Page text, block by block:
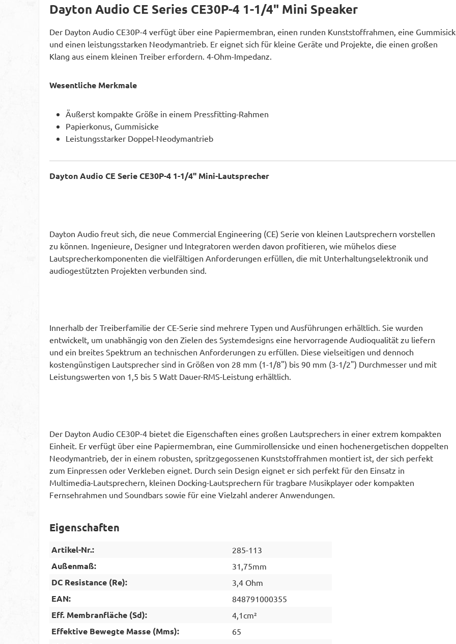
Dayton Audio CE Series CE30P-4 1-1/4" Mini Speaker
Der Dayton Audio CE30P-4 verfügt über eine Papiermembran, einen runden Kunststoffrahmen, eine
und einen leistungsstarken Neodymantrieb. Er eignet sich für kleine Geräte und Projekte, die einen großen
Klang aus einem kleinen Treiber erfordern. 4-Ohm-Impedanz.
Wesentliche Merkmale
Äußerst kompakte Größe in einem Pressfitting-Rahmen
Papierkonus, Gummisicke
Leistungsstarker Doppel-Neodymantrieb
Dayton Audio CE Serie CE30P-4 1-1/4" Mini-Lautsprecher
Dayton Audio freut sich, die neue Commercial Engineering (CE) Serie von kleinen Lautsprechern vorstellen
zu können. Ingenieure, Designer und Integratoren werden davon profitieren, wie mühelos diese
Lautsprecherkomponenten die vielfältigen Anforderungen erfüllen, die mit Unterhaltungselektronik und
audiogestützten Projekten verbunden sind.
Innerhalb der Treiberfamilie der CE-Serie sind mehrere Typen und Ausführungen erhältlich. Sie wurden
entwickelt, um unabhängig von den Zielen des Systemdesigns eine hervorragende Audioqualität zu liefern
und ein breites Spektrum an technischen Anforderungen zu erfüllen. Diese vielseitigen und dennoch
kostengünstigen Lautsprecher sind in Größen von 28 mm (1-1/8") bis 90 mm (3-1/2") Durchmesser und mit
Leistungswerten von 1,5 bis 5 Watt Dauer-RMS-Leistung erhältlich.
Der Dayton Audio CE30P-4 bietet die Eigenschaften eines großen Lautsprechers in einer extrem kompakten
Einheit. Er verfügt über eine Papiermembran, eine Gummirollensicke und einen hochenergetischen doppelten
Neodymantrieb, der in einem robusten, spritzgegossenen Kunststoffrahmen montiert ist, der sich perfekt
zum Einpressen oder Verkleben eignet. Durch sein Design eignet er sich perfekt für den Einsatz in
Multimedia-Lautsprechern, kleinen Docking-Lautsprechern für tragbare Musikplayer oder kompakten
Fernsehrahmen und Soundbars sowie für eine Vielzahl anderer Anwendungen.
Eigenschaften
Artikel-Nr.: 285-113
Außenmaß: 31,75mm
DC Resistance (Re): 3,4 Ohm
EAN: 848791000355
Eff. Membranfläche (Sd): 4,1cm²
Effektive Bewegte Masse (Mms): 65